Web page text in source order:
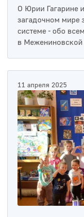
О Юрии Гагарине
загадочном мире
системе - обо
в Межениновской
11 апреля 2025